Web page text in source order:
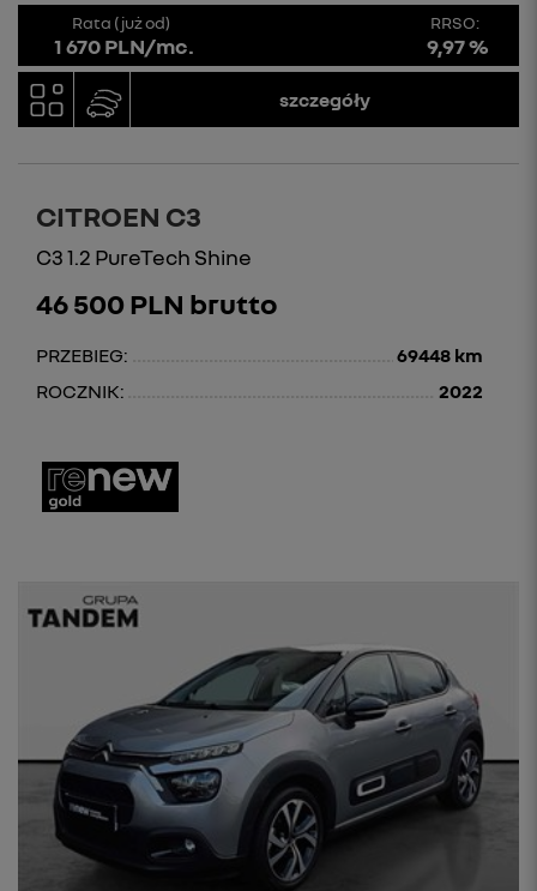
Rata (już od)
1 670 PLN/mc.
RRSO:
9,97 %
szczegóły
CITROEN C3
C3 1.2 PureTech Shine
46 500 PLN brutto
PRZEBIEG:
69448 km
ROCZNIK:
2022